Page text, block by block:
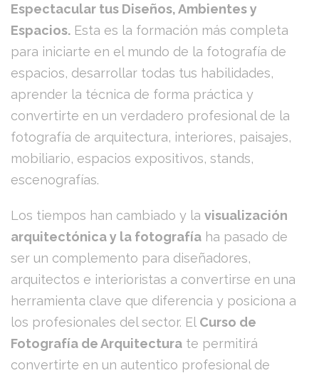
Espectacular tus Diseños, Ambientes y
Espacios. Esta es la formación más completa
para iniciarte en el mundo de la fotografía de
espacios, desarrollar todas tus habilidades,
aprender la técnica de forma práctica y
convertirte en un verdadero profesional de la
fotografía de arquitectura, interiores, paisajes,
mobiliario, espacios expositivos, stands,
escenografías.
Los tiempos han cambiado y la visualización
arquitectónica y la fotografía ha pasado de
ser un complemento para diseñadores,
arquitectos e interioristas a convertirse en una
herramienta clave que diferencia y posiciona a
los profesionales del sector. El Curso de
Fotografía de Arquitectura te permitirá
convertirte en un autentico profesional de